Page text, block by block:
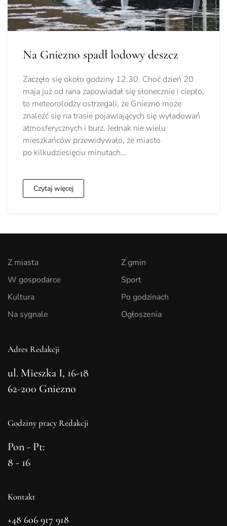
Na Gniezno spadł lodowy deszcz
Zaczęło się około godziny 12.30. Choć dzień 20
maja już od rana zapowiadał się słonecznie i ciepło,
to meteorolodzy ostrzegali, że Gniezno może
znaleźć się na trasie pojawiających się wyładowań
atmosferycznych i burz. Jednak nie wielu
mieszkańców przewidywało, że miasto
po kilkudziesięciu minutach…
Czytaj więcej
Z miasta
W gospodarce
Kultura
Na sygnale
Z gmin
Sport
Po godzinach
Ogłoszenia
Adres Redakcji
ul. Mieszka I, 16-18
62-200 Gniezno
Godziny pracy Redakcji
Pon - Pt:
8 - 16
Kontakt
+48 606 917 918